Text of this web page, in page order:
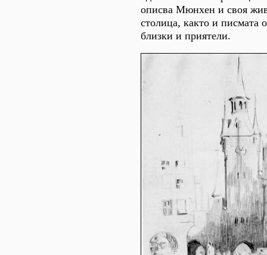
описва Мюнхен и своя
столица, както и писмата
близки и приятели.